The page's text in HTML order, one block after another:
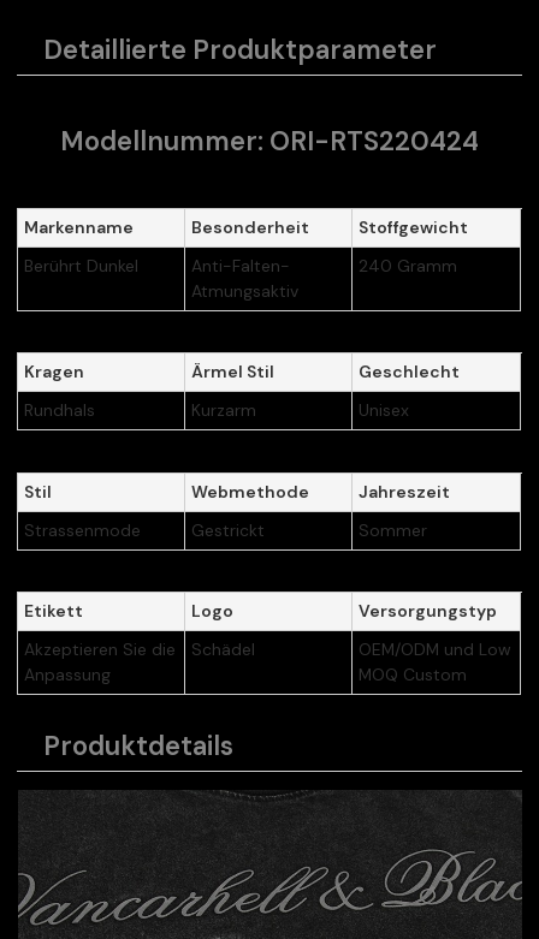
Detaillierte Produktparameter
Modellnummer: ORI-RTS220424
Markenname Besonderheit
Stoffgewicht
Berührt Dunkel
Anti-Falten-
Atmungsaktiv
240 Gramm
Kragen Ärmel Stil
Geschlecht
Rundhals
Kurzarm Unisex
Stil Webmethode
Jahreszeit
Strassenmode
Gestrickt Sommer
Etikett Logo
Versorgungstyp
Akzeptieren Sie die
Anpassung
Schädel
OEM/ODM und Low
MOQ Custom
Produktdetails